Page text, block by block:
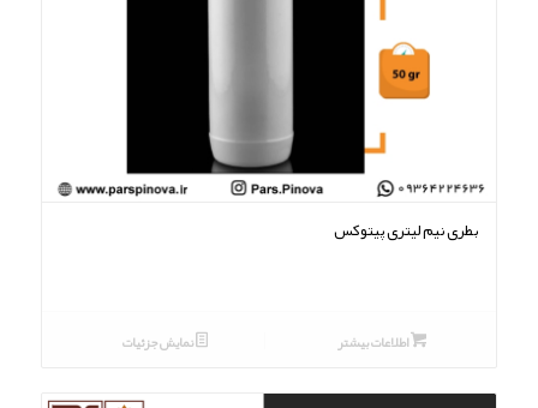
بطری نیم لیتری پیتوکس
اطلاعات بیشتر نمایش جزئیات